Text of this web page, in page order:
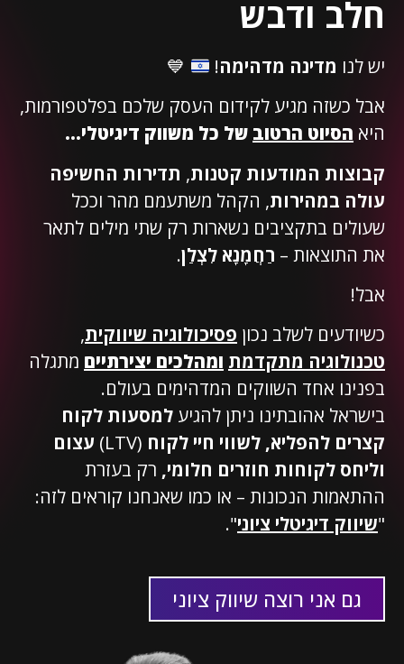
חלב ודבש
יש לנו מדינה מדהימה!
💙
אבל כשזה מגיע לקידום העסק שלכם בפלטפורמות,
היא הסיוט הרטוב של כל משווק דיגיטלי…
קבוצות המודעות קטנות, תדירות החשיפה
עולה במהירות, הקהל משתעמם מהר וככל
שעולים בתקציבים נשארות רק שתי מילים לתאר
את התוצאות – רַחֲמָנָא לִצְלַן.
אבל!
כשיודעים לשלב נכון פסיכולוגיה שיווקית,
טכנולוגיה מתקדמת ומהלכים יצירתיים מתגלה
בפנינו אחד השווקים המדהימים בעולם.
בישראל אהובתינו ניתן להגיע למסעות לקוח
קצרים להפליא, לשווי חיי לקוח (LTV)
עצום
וליחס לקוחות חוזרים חלומי, רק בעזרת
ההתאמות הנכונות – או כמו שאנחנו קוראים לזה:
"שיווק דיגיטלי ציוני".
גם אני רוצה שיווק ציוני